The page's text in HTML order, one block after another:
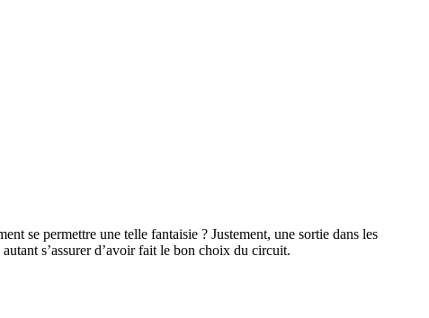
se permettre une telle fantaisie ? Justement, une sortie dans les
s’assurer d’avoir fait le bon choix du circuit.